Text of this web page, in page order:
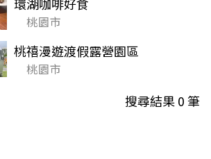
桃園市
桃禧漫遊渡假露營園區
桃園市
搜尋結果0筆